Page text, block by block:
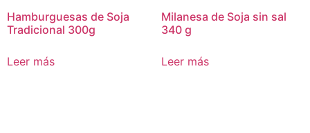
Hamburguesas de Soja
Tradicional 300g
Leer más
Milanesa de Soja sin sal
340 g
Leer más